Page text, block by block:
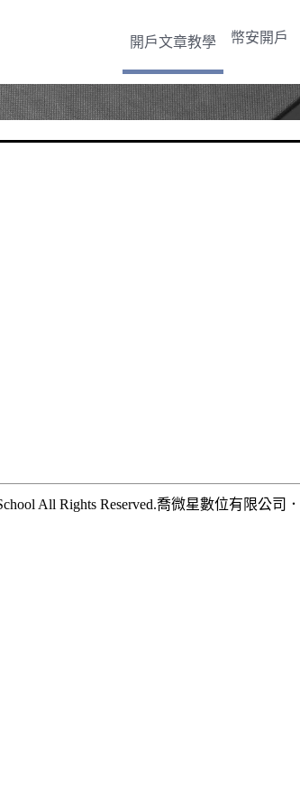
開戶文章教學 幣安開戶
All Rights Reserved.喬微星數位有限公司 ．